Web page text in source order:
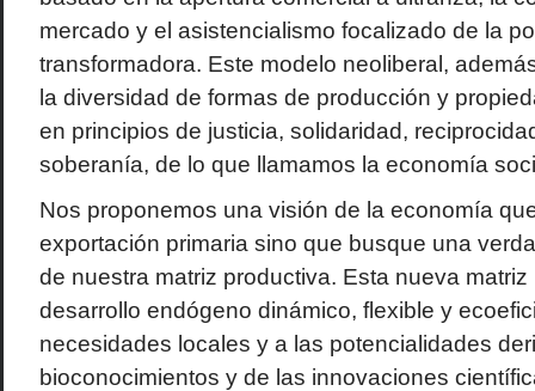
mercado y el asistencialismo focalizado de la
transformadora. Este modelo neoliberal,
la diversidad de formas de producción y
en principios de justicia, solidaridad,
soberanía, de lo que llamamos la economía
Nos proponemos una visión de la economía
exportación primaria sino que busque una
de nuestra matriz productiva. Esta nueva
desarrollo endógeno dinámico, flexible y
necesidades locales y a las potencialidades
bioconocimientos y de las innovaciones